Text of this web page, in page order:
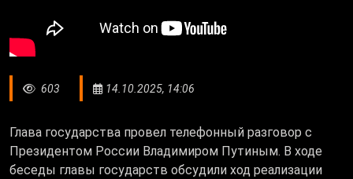
603 14.10.2025, 14:06
Глава государства провел телефонный разговор с
Президентом России Владимиром Путиным. В ходе
беседы главы государств обсудили ход реализации